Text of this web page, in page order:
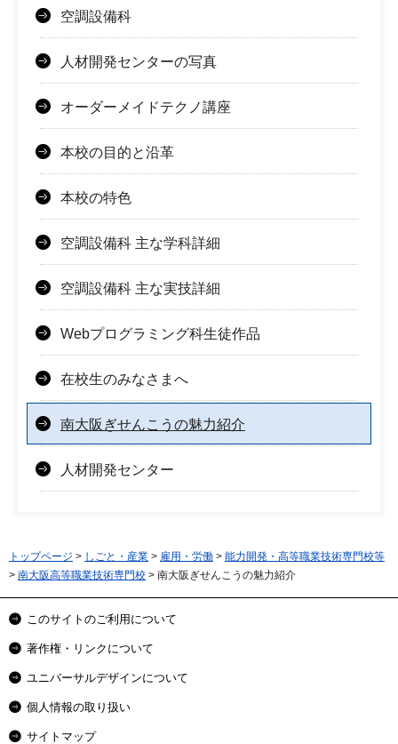
空調設備科
人材開発センターの写真
オーダーメイドテクノ講座
本校の目的と沿革
本校の特色
空調設備科 主な学科詳細
空調設備科 主な実技詳細
Webプログラミング科生徒作品
在校生のみなさまへ
南大阪ぎせんこうの魅力紹介
人材開発センター
トップページ > しごと・産業 > 雇用・労働 > 能力開発・高等職業技術専門校等
> 南大阪高等職業技術専門校 > 南大阪ぎせんこうの魅力紹介
このサイトのご利用について
著作権・リンクについて
ユニバーサルデザインについて
個人情報の取り扱い
サイトマップ